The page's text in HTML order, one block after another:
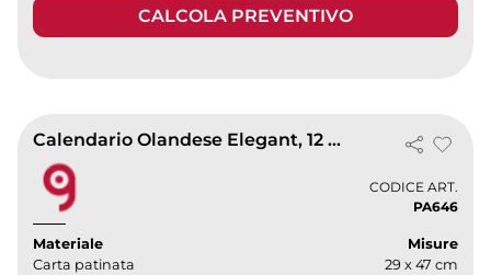
CALCOLA PREVENTIVO
Calendario Olandese Elegant, 12 fogli, carta patinata 70gr
CODICE ART.
PA646
Materiale
Carta patinata
Misure
29 x 47 cm